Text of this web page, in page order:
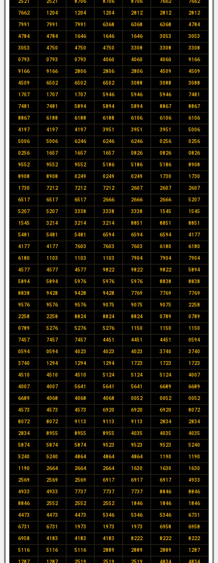
7662 1204 1204 1204 2812 2812 2812
7991 7991 7991 6368 6368 6368 4784
4784 4784 1646 1646 1646 3053 3053
3053 4750 4750 4750 3308 3308 3308
0793 0793 0793 4060 4060 4060 9166
9166 9166 2806 2806 2806 4509 4509
4509 6502 6502 6502 3088 3088 3088
1707 1707 1707 5946 5946 5946 7481
7481 7481 5894 5894 5894 8867 8867
8867 6188 6188 6188 6106 6106 6106
4197 4197 4197 3951 3951 3951 5006
5006 5006 6246 6246 6246 0256 0256
0256 1657 1657 1657 0826 0826 0826
9552 9552 9552 5186 5186 5186 8908
8908 8908 0249 0249 0249 1730 1730
1730 7212 7212 7212 2607 2607 2607
6517 6517 6517 2666 2666 2666 5207
5207 5207 3338 3338 3338 1545 1545
1545 3214 3214 3214 8851 8851 8851
5481 5481 5481 6594 6594 6594 4177
4177 4177 7603 7603 7603 6180 6180
6180 1103 1103 1103 7904 7904 7904
4577 4577 4577 9822 9822 9822 5894
5894 5894 5976 5976 5976 8838 8838
8838 9428 9428 9428 7769 7769 7769
9576 9576 9576 9075 9075 9075 2258
2258 2258 8824 8824 8824 0789 0789
0789 5276 5276 5276 1150 1150 1150
7457 7457 7457 4451 4451 4451 0594
0594 0594 4023 4023 4023 3740 3740
3740 1294 1294 1294 1723 1723 1723
4510 4510 4510 5124 5124 5124 4007
4007 4007 5641 5641 5641 6689 6689
6689 4068 4068 4068 0052 0052 0052
4573 4573 4573 6920 6920 6920 8072
8072 8072 9113 9113 9113 2834 2834
2834 8955 8955 8955 4035 4035 4035
5874 5874 5874 9523 9523 9523 5240
5240 5240 4864 4864 4864 1190 1190
1190 2664 2664 2664 1630 1630 1630
2569 2569 2569 6917 6917 6917 4933
4933 4933 7737 7737 7737 8846 8846
8846 2552 2552 2552 1846 1846 1846
4473 4473 4473 5346 5346 5346 6731
6731 6731 1973 1973 1973 6958 6958
6958 4183 4183 4183 8222 8222 8222
5116 5116 5116 2889 2889 2889 1287
1287 1287 2519 2519 2519 4834 4834